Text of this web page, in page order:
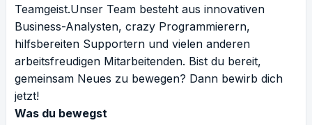
Teamgeist.Unser Team besteht aus innovativen
Business-Analysten, crazy Programmierern,
hilfsbereiten Supportern und vielen anderen
arbeitsfreudigen Mitarbeitenden. Bist du bereit,
gemeinsam Neues zu bewegen? Dann bewirb dich
jetzt!
Was du bewegst